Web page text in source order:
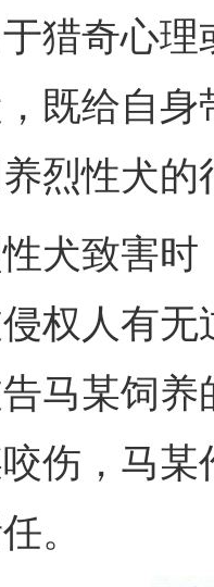
猎奇心
既给自
烈性犬
致害时
权人有
马某饲
伤，马
。